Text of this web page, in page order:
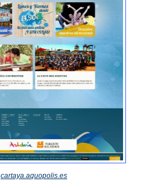
cartaya.aquopolis.es